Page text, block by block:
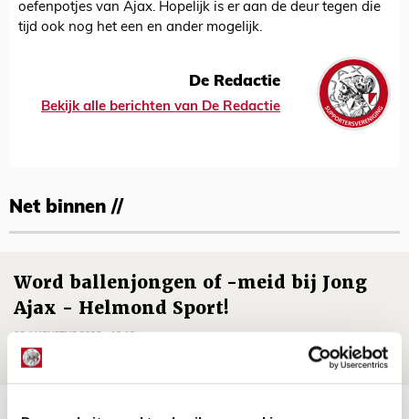
oefenpotjes van Ajax. Hopelijk is er aan de deur tegen die
tijd ook nog het een en ander mogelijk.
De Redactie
Bekijk alle berichten van De Redactie
Net binnen //
Word ballenjongen of -meid bij Jong
Ajax - Helmond Sport!
06 AUGUSTUS 2026 - 13:13
PRIJSVRAAG